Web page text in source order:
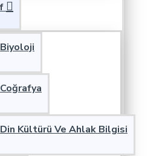
Biyoloji
Coğrafya
Din Kültürü Ve Ahlak Bilgisi